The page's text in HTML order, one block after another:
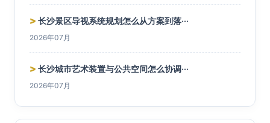
> 长沙景区导视系统规划怎么从方案到落···
2026年07月
> 长沙城市艺术装置与公共空间怎么协调···
2026年07月